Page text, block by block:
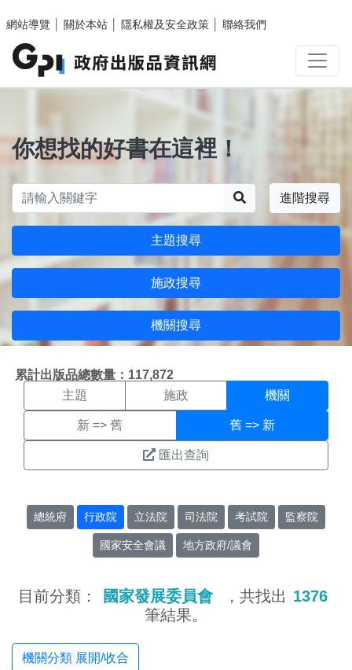
網站導覽
關於本站 隱私權及安全政策 聯絡我們
你想找的好書在這裡！
進階搜尋
主題搜尋
施政搜尋
機關搜尋
累計出版品總數量：117,872
機關搜尋結果頁面
主題 施政 機關
新 => 舊 舊 => 新
匯出查詢
總統府 行政院 立法院 司法院 考試院 監察院
國家安全會議 地方政府/議會
目前分類： 國家發展委員會 ，共找出 1376
筆結果。
機關分類 展開/收合